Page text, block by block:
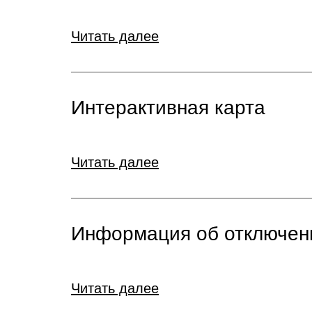
Читать далее
Интерактивная карта
Читать далее
Информация об
Читать далее